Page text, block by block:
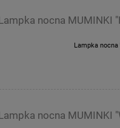
nocna MUMINKI
Lampka nocna
nocna MUMINKI